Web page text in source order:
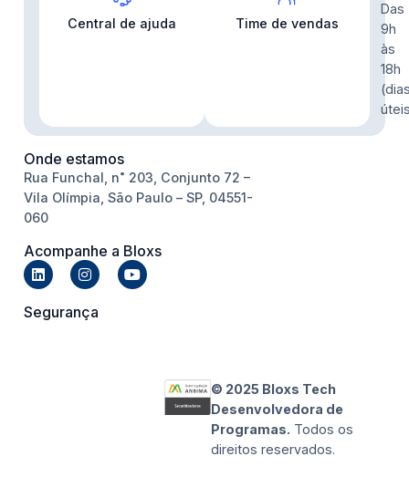
Central de ajuda Time de vendas
Das
9h
às
18h
Onde estamos
Rua Funchal, n˚ 203, Conjunto 72 –
Vila Olímpia, São Paulo – SP, 04551-
060
Acompanhe a Bloxs
Segurança
© 2025 Bloxs Tech
Desenvolvedora de
Programas. Todos os
direitos reservados.